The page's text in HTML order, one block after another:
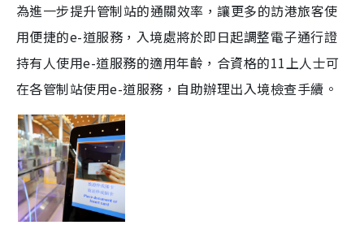
為進一步提升管制站的通關效率，讓更多的訪港旅客使
用便捷的e-道服務，入境處將於即日起調整電子通行證
持有人使用e-道服務的適用年齡，合資格的11上人士可
在各管制站使用e-道服務，自助辦理出入境檢查手續。